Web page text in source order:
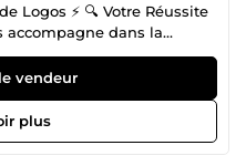
Logos ⚡ 🔍 Votre Réussite
accompagne dans la
en ligne. De la création
visuelle avec des
renforcer votre présence
que je propose : ✅
boutiques en ligne sur
vendeur
plus